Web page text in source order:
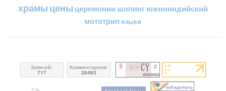
храмы цены церемонии шопингюжноиндийский
мототрип языки
Записей:
717
Комментариев:
28463